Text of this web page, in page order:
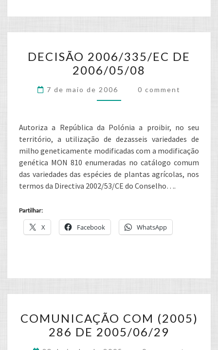
2006/335/EC
DE
2006/05/08
DECISÃO 2006/335/EC DE
2006/05/08
7 de maio de 2006 Comments
0 comment
Autoriza a República da Polónia a proibir, no seu
território, a utilização de dezasseis variedades de
milho geneticamente modificadas com a modificação
genética MON 810 enumeradas no catálogo comum
das variedades das espécies de plantas agrícolas, nos
termos da Directiva 2002/53/CE do Conselho….
Partilhar:
X Facebook WhatsApp
COM
(2005)
286
COMUNICAÇÃO COM (2005)
286 DE 2005/06/29